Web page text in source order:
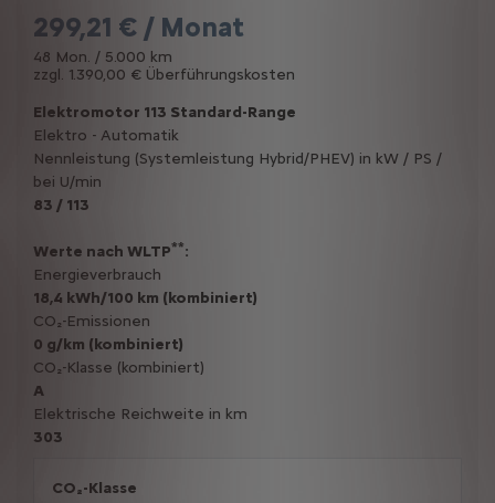
299,21 € / Monat
48 Mon. / 5.000 km
zzgl. 1.390,00 € Überführungskosten
Elektromotor 113 Standard-Range
Elektro - Automatik
Nennleistung (Systemleistung Hybrid/PHEV) in kW / PS /
bei U/min
83 / 113
Werte nach WLTP**:
Energieverbrauch
18,4 kWh/100 km (kombiniert)
CO₂-Emissionen
0 g/km (kombiniert)
CO₂-Klasse (kombiniert)
A
Elektrische Reichweite in km
303
CO₂-Klasse